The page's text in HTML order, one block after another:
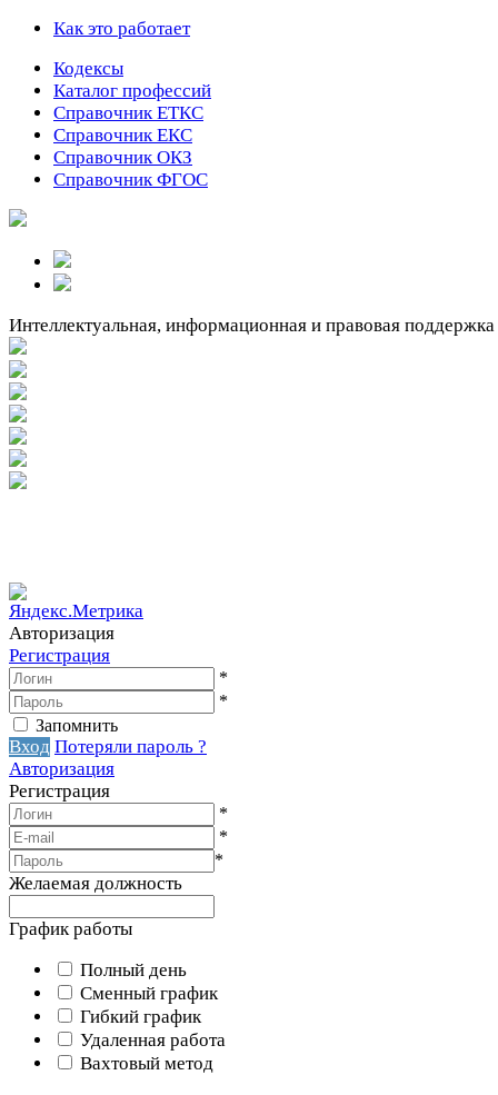
Как это работает
Кодексы
Каталог профессий
Справочник ЕТКС
Справочник ЕКС
Справочник ОКЗ
Справочник ФГОС
Интеллектуальная, информационная и правовая поддержка
Авторизация
Регистрация
*
*
Запомнить
Вход Потеряли пароль ?
Авторизация
Регистрация
*
*
*
Желаемая должность
График работы
Полный день
Сменный график
Гибкий график
Удаленная работа
Вахтовый метод